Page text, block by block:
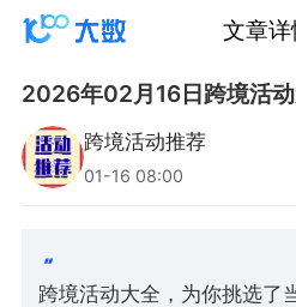
文章
2026年02月16日跨境活
跨境活动推荐
01-16 08:00
跨境活动大全，为你挑选了